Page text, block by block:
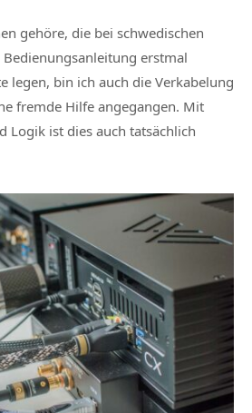
gehöre, die bei schwedischen
erstmal
legen, bin ich auch die Verkabelung
fremde Hilfe angegangen. Mit
Logik ist dies auch tatsächlich